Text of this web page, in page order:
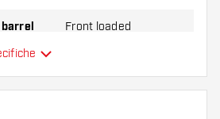
barrel Front loaded